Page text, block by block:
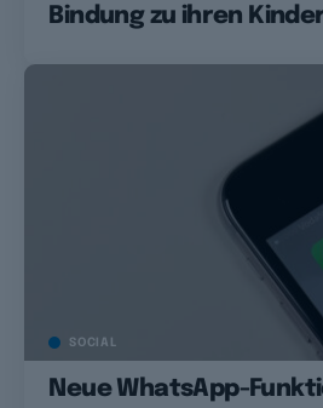
Bindung zu ihren
SOCIAL
Neue WhatsApp-